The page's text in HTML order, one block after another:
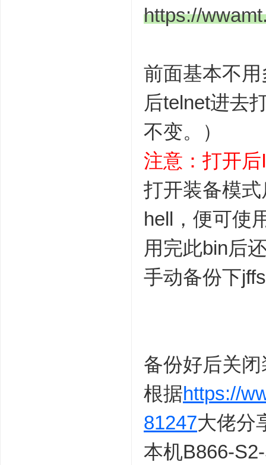
https://
前面基本不
后telnet进去
不变。）
注意：打开
打开装备模
hell，便可使
用完此bin后
手动备份下
备份好后关
根据https://
81247大佬分
本机B866-